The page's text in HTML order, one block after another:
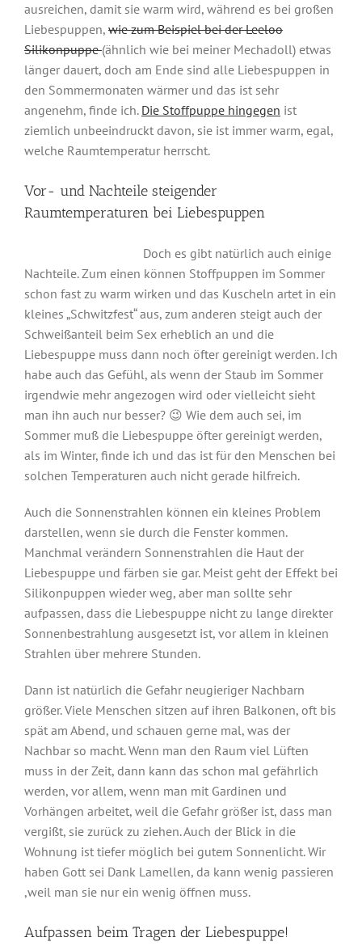
ausreichen, damit sie warm wird, während es bei großen
Liebespuppen, wie zum Beispiel bei der Leeloo
Silikonpuppe(ähnlich wie bei meiner Mechadoll) etwas
länger dauert, doch am Ende sind alle Liebespuppen in
den Sommermonaten wärmer und das ist sehr
angenehm, finde ich. Die Stoffpuppe hingegen ist
ziemlich unbeeindruckt davon, sie ist immer warm, egal,
welche Raumtemperatur herrscht.
Vor- und Nachteile steigender
Raumtemperaturen bei Liebespuppen
Doch es gibt natürlich auch einige
Nachteile. Zum einen können Stoffpuppen im Sommer
schon fast zu warm wirken und das Kuscheln artet in ein
kleines „Schwitzfest“ aus, zum anderen steigt auch der
Schweißanteil beim Sex erheblich an und die
Liebespuppe muss dann noch öfter gereinigt werden. Ich
habe auch das Gefühl, als wenn der Staub im Sommer
irgendwie mehr angezogen wird oder vielleicht sieht
man ihn auch nur besser? 😉 Wie dem auch sei, im
Sommer muß die Liebespuppe öfter gereinigt werden,
als im Winter, finde ich und das ist für den Menschen bei
solchen Temperaturen auch nicht gerade hilfreich.
Auch die Sonnenstrahlen können ein kleines Problem
darstellen, wenn sie durch die Fenster kommen.
Manchmal verändern Sonnenstrahlen die Haut der
Liebespuppe und färben sie gar. Meist geht der Effekt bei
Silikonpuppen wieder weg, aber man sollte sehr
aufpassen, dass die Liebespuppe nicht zu lange direkter
Sonnenbestrahlung ausgesetzt ist, vor allem in kleinen
Strahlen über mehrere Stunden.
Dann ist natürlich die Gefahr neugieriger Nachbarn
größer. Viele Menschen sitzen auf ihren Balkonen, oft bis
spät am Abend, und schauen gerne mal, was der
Nachbar so macht. Wenn man den Raum viel Lüften
muss in der Zeit, dann kann das schon mal gefährlich
werden, vor allem, wenn man mit Gardinen und
Vorhängen arbeitet, weil die Gefahr größer ist, dass man
vergißt, sie zurück zu ziehen. Auch der Blick in die
Wohnung ist tiefer möglich bei gutem Sonnenlicht. Wir
haben Gott sei Dank Lamellen, da kann wenig passieren
,weil man sie nur ein wenig öffnen muss.
Aufpassen beim Tragen der Liebespuppe!